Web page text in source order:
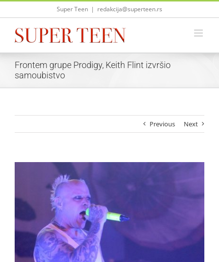
Skip
Super Teen | redakcija@superteen.rs
Frontem grupe Prodigy, Keith Flint izvršio
samoubistvo
Previous Next